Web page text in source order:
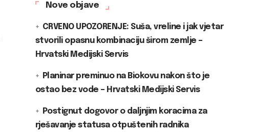
Nove objave
CRVENO UPOZORENJE: Suša, vreline i jak vjetar
stvorili opasnu kombinaciju širom zemlje –
Hrvatski Medijski Servis
Planinar preminuo na Biokovu nakon što je
ostao bez vode – Hrvatski Medijski Servis
Postignut dogovor o daljnjim koracima za
rješavanje statusa otpuštenih radnika